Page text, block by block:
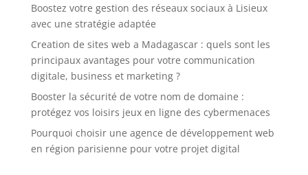
Boostez votre gestion des réseaux sociaux à Lisieux
avec une stratégie adaptée
Creation de sites web a Madagascar : quels sont les
principaux avantages pour votre communication
digitale, business et marketing ?
Booster la sécurité de votre nom de domaine :
protégez vos loisirs jeux en ligne des cybermenaces
Pourquoi choisir une agence de développement web
en région parisienne pour votre projet digital